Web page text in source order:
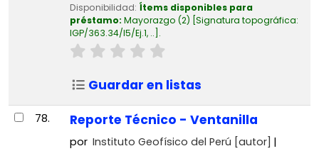
Disponibilidad: Ítems disponibles para
préstamo: Mayorazgo (2) Signatura topográfica:
IGP/363.34/I5/Ej.1, .. .
Guardar en listas
78. Reporte Técnico - Ventanilla
por Instituto Geofísico del Perú [autor]